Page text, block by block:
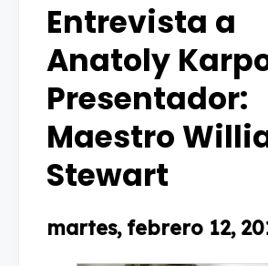
Entrevista a
Anatoly
Presentador:
Maestro
Stewart
martes, febrero 12,